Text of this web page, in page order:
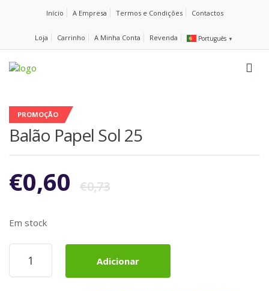
Início A Empresa Termos e Condições Contactos
Loja Carrinho A Minha Conta Revenda Português ▼
PROMOÇÃO
Balão Papel Sol 25
€0,73
€0,60
Em stock
Quantidade
Balão
Adicionar